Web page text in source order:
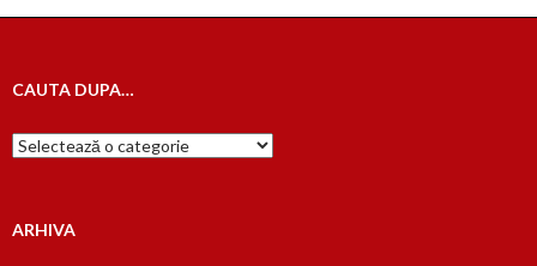
articole
CAUTA DUPA…
Cauta
dupa…
ARHIVA